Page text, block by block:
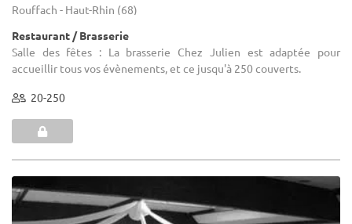
Rouffach - Haut-Rhin (68)
Restaurant / Brasserie
Salle des fêtes : La brasserie Chez Julien est adaptée pour
accueillir tous vos évènements, et ce jusqu'à 250 couverts.
20-250